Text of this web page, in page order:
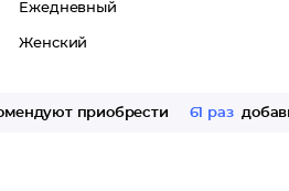
Ежедневный
Женский
приобрести 61 раз